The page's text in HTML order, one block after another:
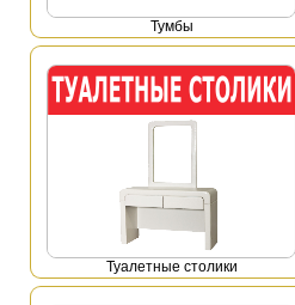
Тумбы
Туалетные столики